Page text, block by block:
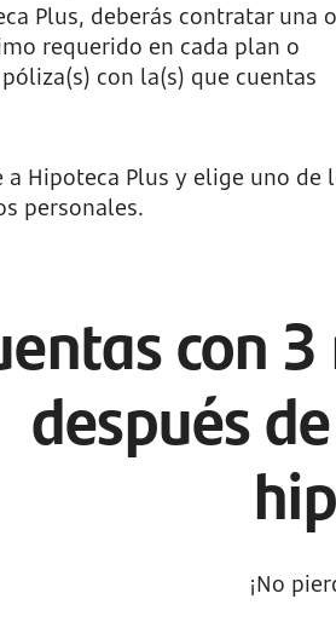
Plus, deberás contratar una o
requerido en cada plan o
con la(s) que cuentas
Hipoteca Plus y elige uno de
personales.
con
después
¡No